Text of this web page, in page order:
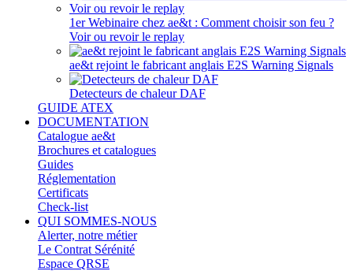
1er Webinaire chez ae&t : Comment choisir son feu ?
Voir ou revoir le replay
ae&t rejoint le fabricant anglais E2S Warning Signals
Detecteurs de chaleur DAF
GUIDE ATEX
DOCUMENTATION
Catalogue ae&t
Brochures et catalogues
Guides
Réglementation
Certificats
Check-list
QUI SOMMES-NOUS
Alerter, notre métier
Le Contrat Sérénité
Espace QRSE